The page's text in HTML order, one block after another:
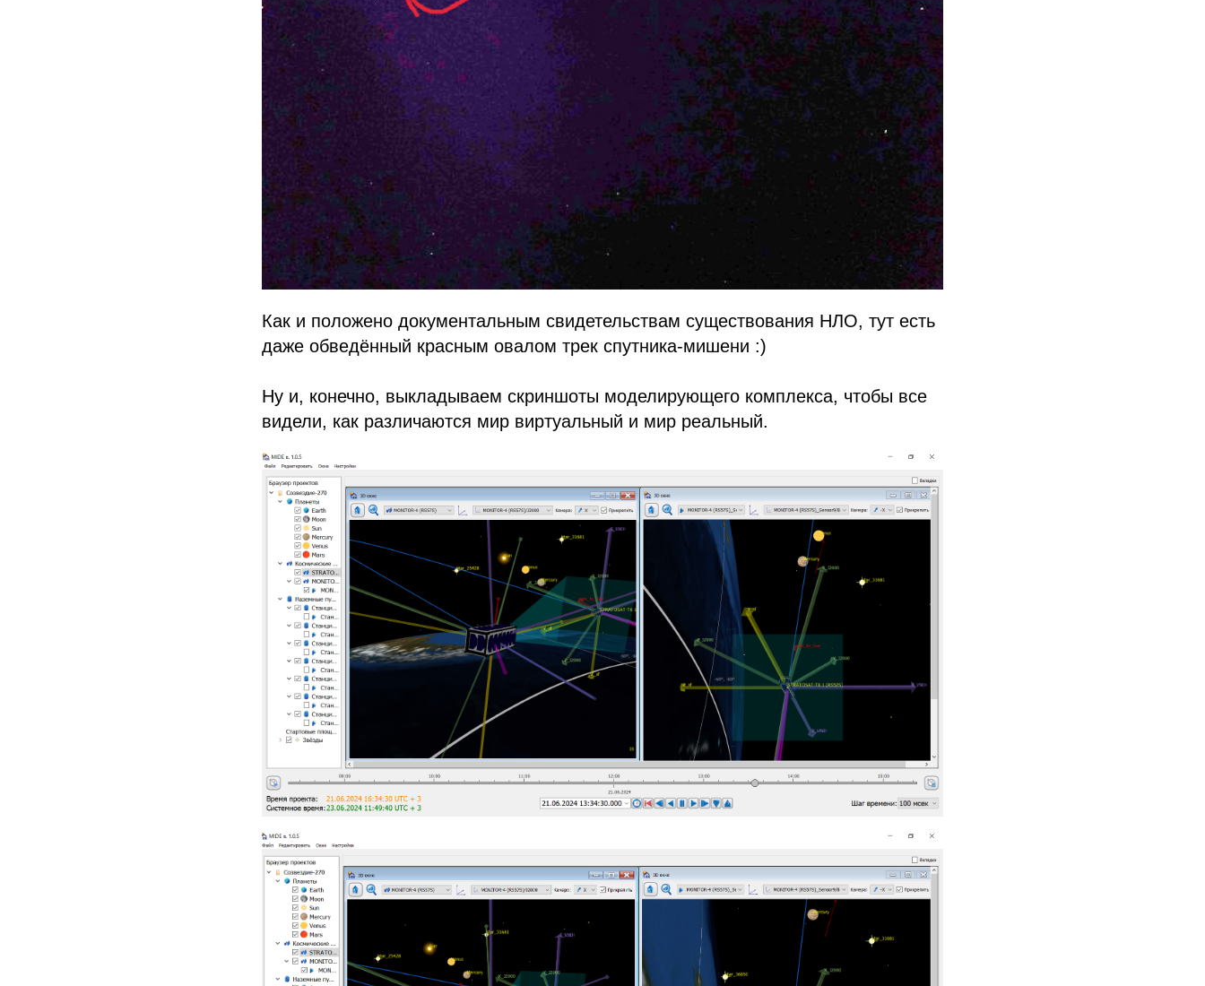
Как и положено документальным свидетельствам существования НЛО, тут есть
даже обведённый красным овалом трек спутника-мишени :)
Ну и, конечно, выкладываем скриншоты моделирующего комплекса, чтобы все
видели, как различаются мир виртуальный и мир реальный.